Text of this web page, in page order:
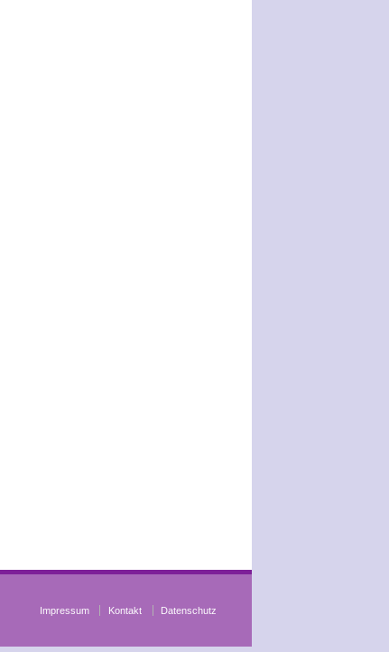
Impressum Kontakt Datenschutz